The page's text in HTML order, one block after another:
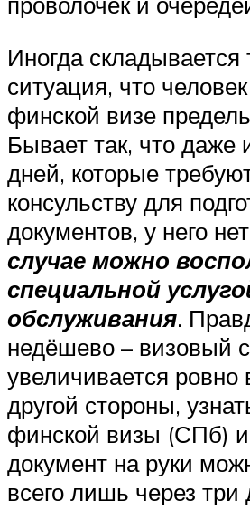
Иногда складывается
ситуация, что
финской визе
Бывает так, что даже
дней, которые
консульству для
документов, у него
случае можно
специальной
обслуживания.
недёшево – визовый
увеличивается ровно
другой стороны,
финской визы (СПб) и
документ на руки
всего лишь через три